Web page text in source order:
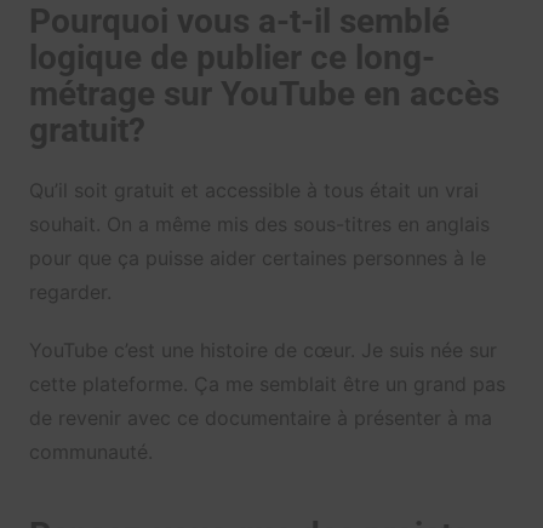
Pourquoi vous a-t-il semblé
logique de publier ce long-
métrage sur YouTube en accès
gratuit?
Qu’il soit gratuit et accessible à tous était un vrai
souhait. On a même mis des sous-titres en anglais
pour que ça puisse aider certaines personnes à le
regarder.
YouTube c’est une histoire de cœur. Je suis née sur
cette plateforme. Ça me semblait être un grand pas
de revenir avec ce documentaire à présenter à ma
communauté.